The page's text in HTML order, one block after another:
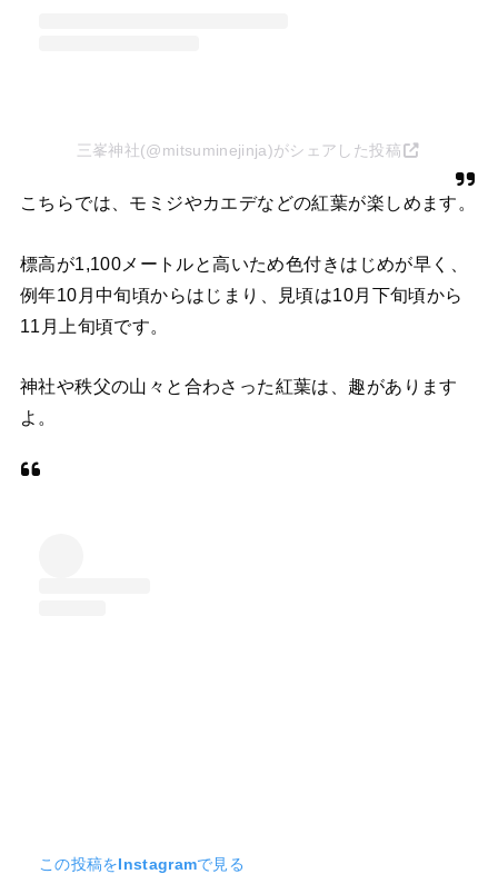
三峯神社(@mitsuminejinja)がシェアした投稿
こちらでは、モミジやカエデなどの紅葉が楽しめます。
標高が1,100メートルと高いため色付きはじめが早く、
例年10月中旬頃からはじまり、見頃は10月下旬頃から
11月上旬頃です。
神社や秩父の山々と合わさった紅葉は、趣があります
よ。
この投稿をInstagramで見る